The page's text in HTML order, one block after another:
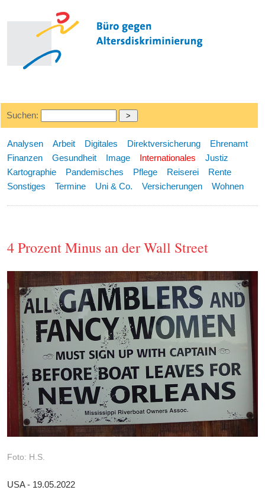
Suchen:
Analysen Arbeit Digitales Direktversicherung
Ehrenamt
Finanzen
Gesundheit Image Internationales
Justiz
Kartographie
Pandemisches Pflege Reiserei
Rente
Sonstiges
Termine Uni & Co. Versicherungen Wohnen
4 Prozent Minus an der Wall Street
Foto: H.S.
USA - 19.05.2022